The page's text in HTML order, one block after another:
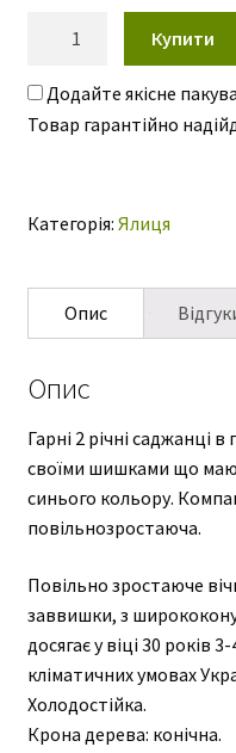
Abies
koreana
Купити
Додайте якісне
Категорія: Ялиця
Опис
Опис
Гарні 2 річні саджанці
своїми шишками що
синього кольору.
повільнозростаюча.
Повільно зростаюче
заввишки, з
досягає у віці 30 років
кліматичних умовах
Холодостійка.
Крона дерева: конічна.